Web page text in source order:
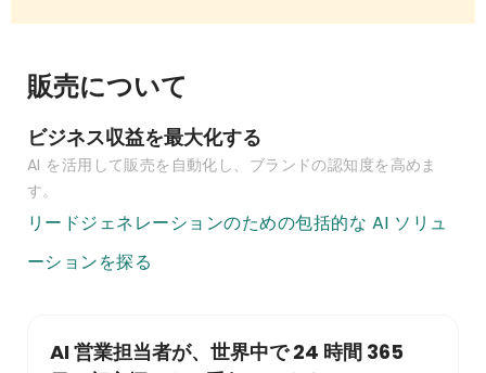
販売について
ビジネス収益を最大化する
AI を活用して販売を自動化し、ブランドの認知度を高めま
す。
リードジェネレーションのための包括的な AI ソリュ
ーションを探る
AI 営業担当者が、世界中で 24 時間 365